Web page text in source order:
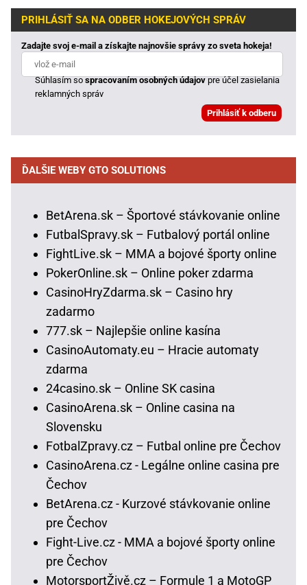
PRIHLÁSIŤ SA NA ODBER HOKEJOVÝCH SPRÁV
Zadajte svoj e-mail a získajte najnovšie správy zo sveta hokeja!
Súhlasím sospracovaním osobných údajovpre účel zasielania
reklamných správ
ĎALŠIE WEBY GTO SOLUTIONS
BetArena.sk – Športové stávkovanie online
FutbalSpravy.sk – Futbalový portál online
FightLive.sk – MMA a bojové športy online
PokerOnline.sk – Online poker zdarma
CasinoHryZdarma.sk – Casino hry
zadarmo
777.sk – Najlepšie online kasína
CasinoAutomaty.eu – Hracie automaty
zdarma
24casino.sk – Online SK casina
CasinoArena.sk – Online casina na
Slovensku
FotbalZpravy.cz – Futbal online pre Čechov
CasinoArena.cz - Legálne online casina pre
Čechov
BetArena.cz - Kurzové stávkovanie online
pre Čechov
Fight-Live.cz - MMA a bojové športy online
pre Čechov
MotorsportŽivě.cz – Formule 1 a MotoGP